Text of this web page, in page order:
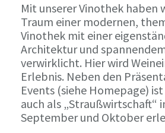
Mit unserer Vinothek haben
Traum einer modernen,
Vinothek mit einer
Architektur und
verwirklicht. Hier wird
Erlebnis. Neben den
Events (siehe Homepage)
auch als „Straußwirtschaft“
September und Oktober